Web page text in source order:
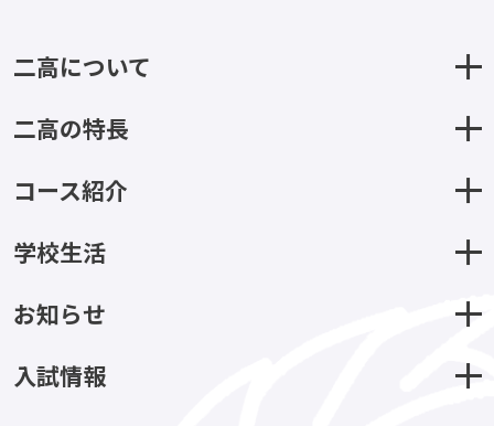
二高について
二高の特長
コース紹介
学校生活
お知らせ
入試情報